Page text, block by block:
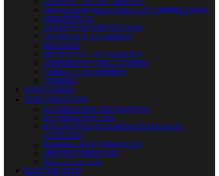
ESCALERAS INDUSTRIALES Y DOMESTICAS
SIMON RACK
ZAPATOS DE PROTECCION
CUERDAS Y ALAMBRES
BUZONES
PERSIANAS - ACCESORIOS
ADHESIVOS Y SELLADORES
CABLES Y ALAMBRES
TIMBRES
FONTANERIA
 ILUMINACION
ILUMINACION DECORATIVA
ILUMINACIÓN LED
HALOGENAS-FLUORESCENTES-BAJO
CONSUMO
BOMBILLAS Y TUBOS LED
PROYECTORES LED
REGLETAS LED
ELECTRICIDAD